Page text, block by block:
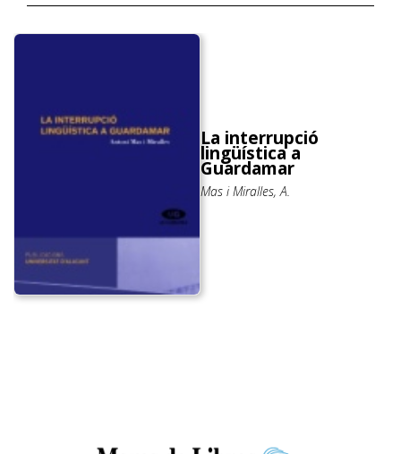
La interrupció
lingüística a
Guardamar
Mas i Miralles, A.